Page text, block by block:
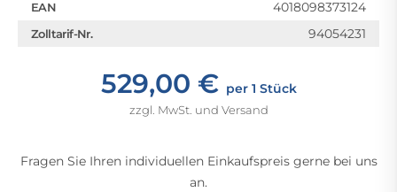
EAN 4018098373124
Zolltarif-Nr. 94054231
529,00 € per 1 Stück
zzgl. MwSt. und Versand
Fragen Sie Ihren individuellen Einkaufspreis gerne bei uns
an.